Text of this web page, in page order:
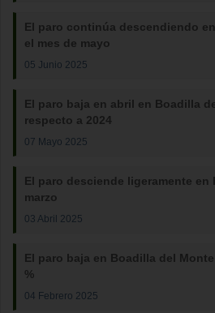
El paro continúa descendiendo
el mes de mayo
05 Junio 2025
El paro baja en abril en Boadilla
respecto a 2024
07 Mayo 2025
El paro desciende ligeramente en
marzo
03 Abril 2025
El paro baja en Boadilla del
%
04 Febrero 2025